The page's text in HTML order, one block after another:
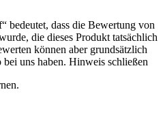
bedeutet, dass die Bewertung von
die dieses Produkt tatsächlich
können aber grundsätzlich
uns haben. Hinweis schließen